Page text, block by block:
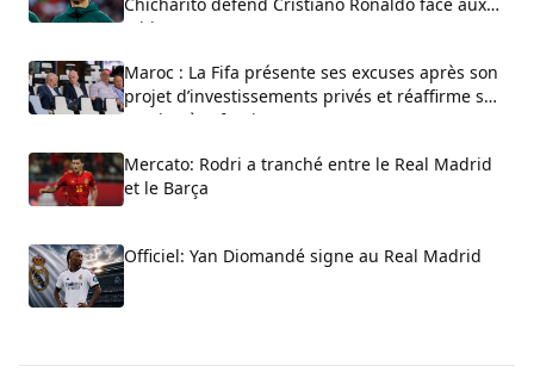
critiques sur son arrogance
Maroc : La Fifa présente ses excuses après son
projet d’investissements privés et réaffirme son
soutien à Infantino
Mercato: Rodri a tranché entre le Real Madrid
et le Barça
Officiel: Yan Diomandé signe au Real Madrid